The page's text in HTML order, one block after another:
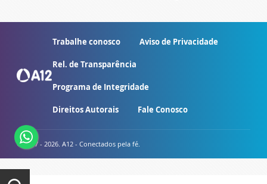
Trabalhe conosco Aviso de Privacidade
Rel. de Transparência
Programa de Integridade
Direitos Autorais Fale Conosco
© 2007 - 2026. A12 - Conectados pela fé.